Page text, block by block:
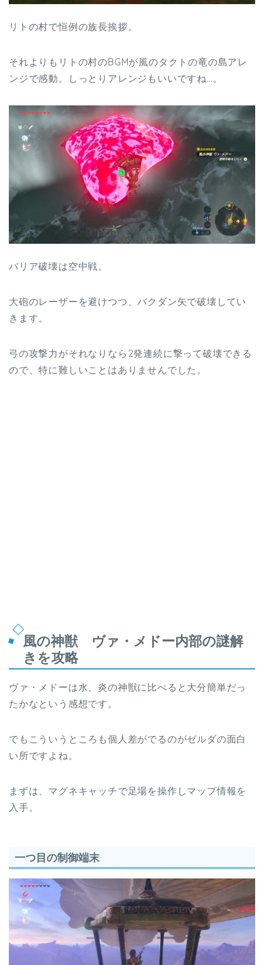
リトの村で恒例の族長挨拶。
それよりもリトの村のBGMが風のタクトの竜の島アレ
ンジで感動。しっとりアレンジもいいですね…。
バリア破壊は空中戦。
大砲のレーザーを避けつつ、バクダン矢で破壊してい
きます。
弓の攻撃力がそれなりなら2発連続に撃って破壊できる
ので、特に難しいことはありませんでした。
風の神獣 ヴァ・メドー内部の謎解
きを攻略
ヴァ・メドーは水、炎の神獣に比べると大分簡単だっ
たかなという感想です。
でもこういうところも個人差がでるのがゼルダの面白
い所ですよね。
まずは、マグネキャッチで足場を操作しマップ情報を
入手。
一つ目の制御端末